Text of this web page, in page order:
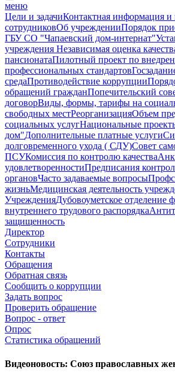
меню
Цели и задачиКонтактная информация и
сотрудниковОб учрежденииПорядок
ГБУ СО "Чапаевский дом-интернат"
учреждения Независимая оценка
пансионатаПилотный проект по
профессиональных стандартов
средаПротиводействие коррупции
обращений гражданПопечительский
договорВиды, формы, тарифы на
свободных местРеорганизацияОбъем
социальных услугНациональные
дом"Дополнительные платные услуги
долговременного ухода ( СДУ)Совет
ПСУКомиссия по контролю качества
удовлетворенностиПредписания
органовЧасто задаваемые вопросы
жизньМедицинская деятельность
УчрежденияДубовоуметское отделение
внутреннего трудового распорядка
защищенность
Директор
Сотрудники
Контакты
Обращения
Обратная связь
Сообщить о коррупции
Задать вопрос
Проверить обращение
Вопрос - ответ
Опрос
Статистика обращений
Видеоновость: Союз православных